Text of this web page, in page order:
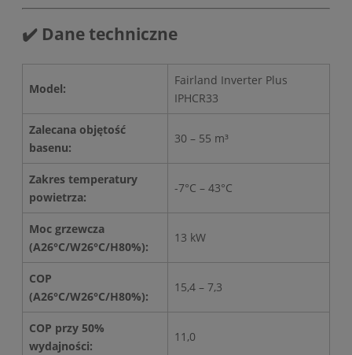
✔️ Dane techniczne
Model:
Fairland Inverter Plus
IPHCR33
Zalecana objętość
basenu:
30 – 55 m³
Zakres temperatury
powietrza:
-7°C – 43°C
Moc grzewcza
(A26°C/W26°C/H80%):
13 kW
COP
(A26°C/W26°C/H80%):
15,4 – 7,3
COP przy 50%
wydajności:
11,0